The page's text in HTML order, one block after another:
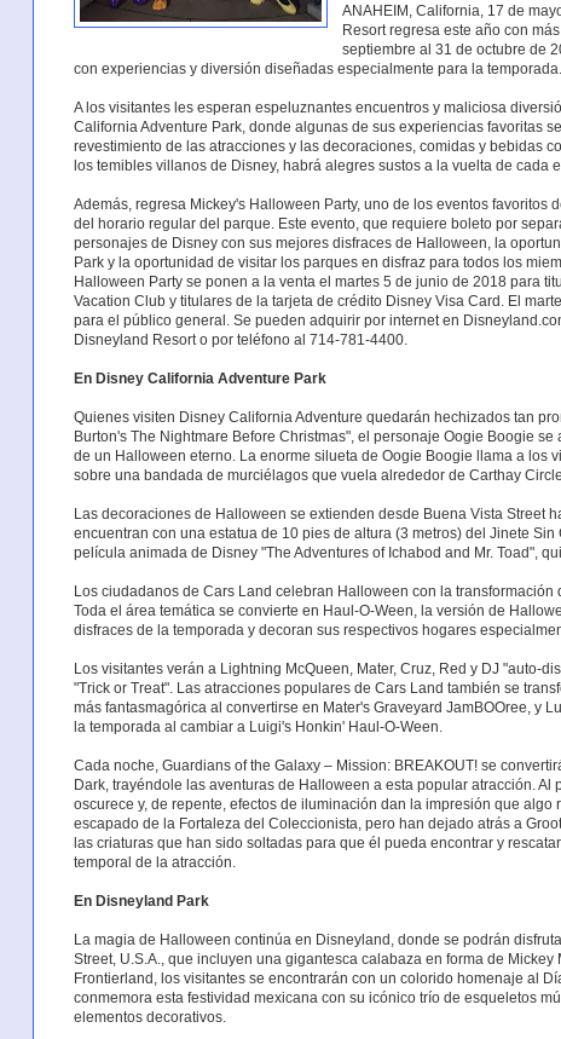
ANAHEIM, California, 17 de
Resort regresa este año con
septiembre al 31 de octubre de
con experiencias y diversión diseñadas especialmente para la temporada.
A los visitantes les esperan espeluznantes encuentros y maliciosa
California Adventure Park, donde algunas de sus experiencias favoritas
revestimiento de las atracciones y las decoraciones, comidas y bebidas
los temibles villanos de Disney, habrá alegres sustos a la vuelta de cada
Además, regresa Mickey's Halloween Party, uno de los eventos favoritos
del horario regular del parque. Este evento, que requiere boleto por
personajes de Disney con sus mejores disfraces de Halloween, la
Park y la oportunidad de visitar los parques en disfraz para todos los
Halloween Party se ponen a la venta el martes 5 de junio de 2018 para
Vacation Club y titulares de la tarjeta de crédito Disney Visa Card. El
para el público general. Se pueden adquirir por internet en
Disneyland Resort o por teléfono al 714-781-4400.
En Disney California Adventure Park
Quienes visiten Disney California Adventure quedarán hechizados tan
Burton's The Nightmare Before Christmas", el personaje Oogie Boogie
de un Halloween eterno. La enorme silueta de Oogie Boogie llama a los
sobre una bandada de murciélagos que vuela alrededor de Carthay
Las decoraciones de Halloween se extienden desde Buena Vista Street
encuentran con una estatua de 10 pies de altura (3 metros) del Jinete
película animada de Disney "The Adventures of Ichabod and Mr. Toad",
Los ciudadanos de Cars Land celebran Halloween con la
Toda el área temática se convierte en Haul-O-Ween, la versión de
disfraces de la temporada y decoran sus respectivos hogares
Los visitantes verán a Lightning McQueen, Mater, Cruz, Red y DJ "auto-
"Trick or Treat". Las atracciones populares de Cars Land también se
más fantasmagórica al convertirse en Mater's Graveyard JamBOOree, y
la temporada al cambiar a Luigi's Honkin' Haul-O-Ween.
Cada noche, Guardians of the Galaxy – Mission: BREAKOUT! se
Dark, trayéndole las aventuras de Halloween a esta popular atracción. Al
oscurece y, de repente, efectos de iluminación dan la impresión que
escapado de la Fortaleza del Coleccionista, pero han dejado atrás a
las criaturas que han sido soltadas para que él pueda encontrar y
temporal de la atracción.
En Disneyland Park
La magia de Halloween continúa en Disneyland, donde se podrán
Street, U.S.A., que incluyen una gigantesca calabaza en forma de
Frontierland, los visitantes se encontrarán con un colorido homenaje al
conmemora esta festividad mexicana con su icónico trío de esqueletos
elementos decorativos.